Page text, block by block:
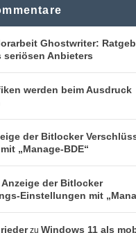
Ghostwriter:
seriösen Anbieters
werden beim Ausdruck
der Bitlocker
„Manage-BDE“
Anzeige der Bitlocker
Einstellungen mit
zuWindows 11 als